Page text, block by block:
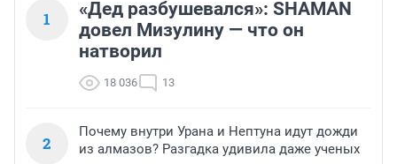
1
«Дед разбушевался»: SHAMAN
довел Мизулину — что он
натворил
18 036 13
2
Почему внутри Урана и Нептуна идут дожди
из алмазов? Разгадка удивила даже ученых